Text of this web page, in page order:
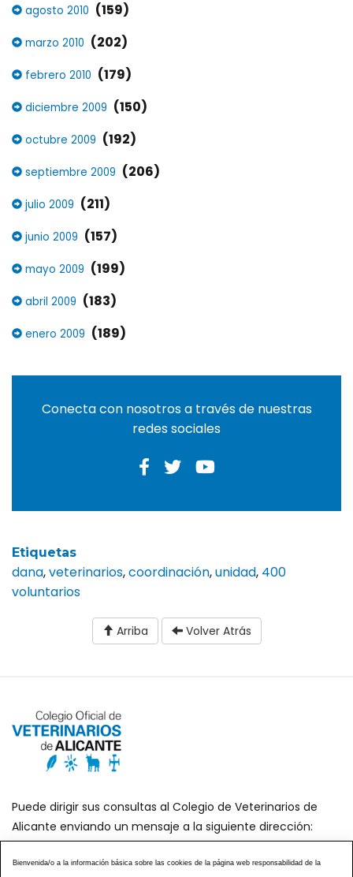
agosto 2010 (159)
marzo 2010 (202)
febrero 2010 (179)
diciembre 2009 (150)
octubre 2009 (192)
septiembre 2009 (206)
julio 2009 (211)
junio 2009 (157)
mayo 2009 (199)
abril 2009 (183)
enero 2009 (189)
Conecta con nosotros a través de nuestras
redes sociales
Etiquetas
dana,veterinarios,coordinación,unidad, 400
voluntarios
Arriba Volver Atrás
Puede dirigir sus consultas al Colegio de Veterinarios de
Alicante enviando un mensaje a la siguiente dirección:
secretaria@icoval.org
Bienvenida/o a la información básica sobre las cookies de la página web responsabilidad de la